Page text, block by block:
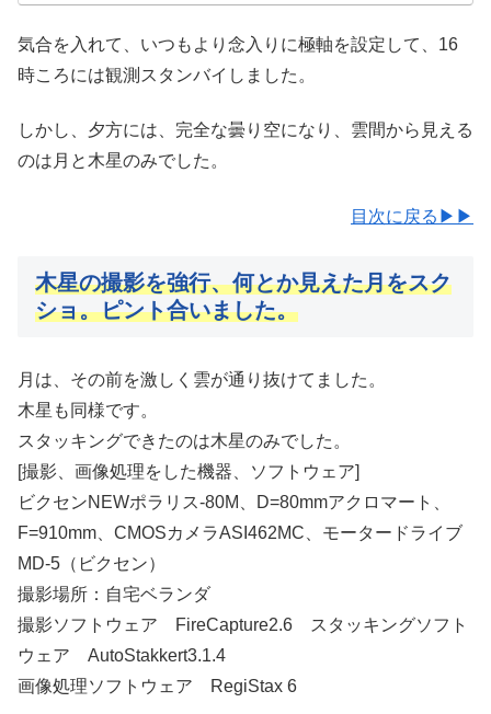
気合を入れて、いつもより念入りに極軸を設定して、16
時ころには観測スタンバイしました。
しかし、夕方には、完全な曇り空になり、雲間から見える
のは月と木星のみでした。
目次に戻る▶▶
木星の撮影を強行、何とか見えた月をスク
ショ。ピント合いました。
月は、その前を激しく雲が通り抜けてました。
木星も同様です。
スタッキングできたのは木星のみでした。
[撮影、画像処理をした機器、ソフトウェア]
ビクセンNEWポラリス-80M、D=80mmアクロマート、
F=910mm、CMOSカメラASI462MC、モータードライブ
MD-5（ビクセン）
撮影場所：自宅ベランダ
撮影ソフトウェア FireCapture2.6 スタッキングソフト
ウェア AutoStakkert3.1.4
画像処理ソフトウェア RegiStax 6